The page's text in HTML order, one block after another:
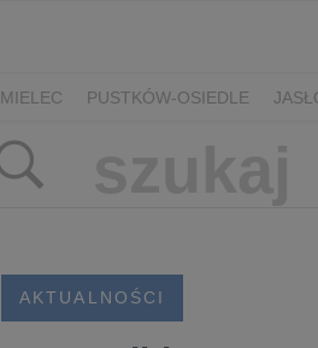
MIELEC PUSTKÓW-OSIEDLE
AKTUALNOŚCI